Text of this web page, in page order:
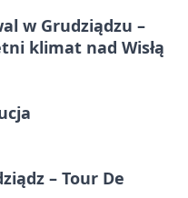
w Grudziądzu –
klimat nad Wisłą
– Tour De